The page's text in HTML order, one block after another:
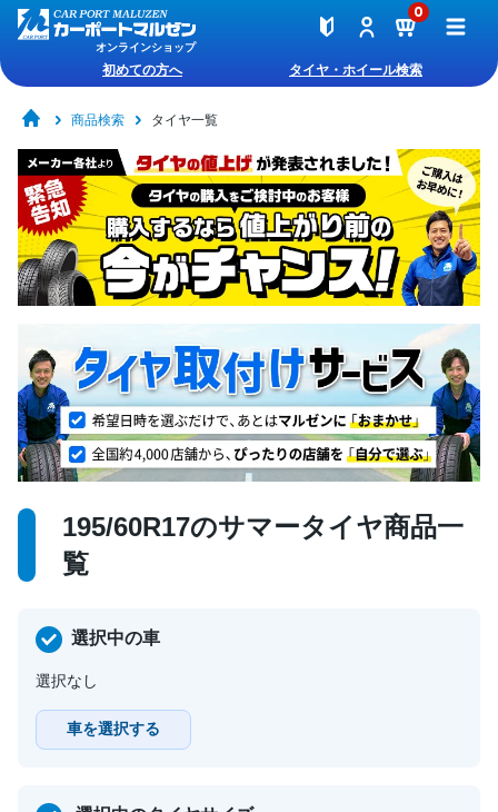
オンラインショップ
0
初めての方へ タイヤ・ホイール検索
商品検索 タイヤ一覧
195/60R17のサマータイヤ商品一
覧
選択中の車
選択なし
車を選択する